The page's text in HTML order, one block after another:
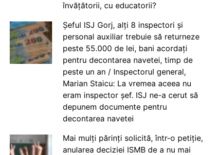
învățătorii, cu educatorii?
Șeful ISJ Gorj, alți 8 inspectori și
personal auxiliar trebuie să returneze
peste 55.000 de lei, bani acordați
pentru decontarea navetei, timp de
peste un an / Inspectorul general,
Marian Staicu: La vremea aceea nu
eram inspector șef. ISJ ne-a cerut să
depunem documente pentru
decontarea navetei
Mai mulți părinți solicită, într-o petiție,
anularea deciziei ISMB de a nu mai